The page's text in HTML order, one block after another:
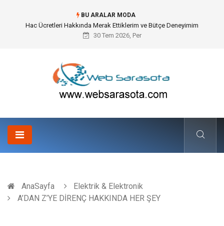
BU ARALAR MODA
Öneri Sistemi ile Kurumsal İnovasyonun Dijitalleşmesi
30 Tem 2026, Per
AnaSayfa
Elektrik & Elektronik
A’DAN Z’YE DİRENÇ HAKKINDA HER ŞEY